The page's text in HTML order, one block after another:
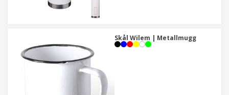
Skål Wilem | Metallmugg